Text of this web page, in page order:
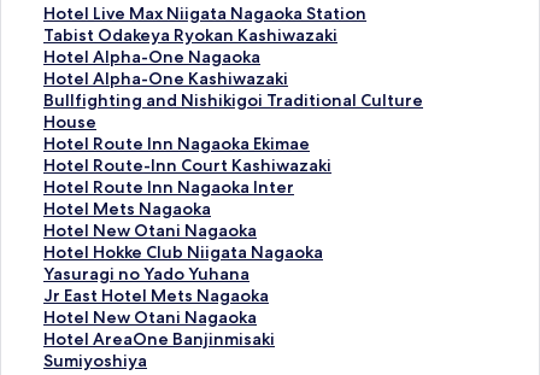
Hotel Live Max Niigata Nagaoka Station
H
o
t
e
l
L
i
v
e
M
a
x
N
i
i
g
a
Tabist Odakeya Ryokan Kashiwazaki
T
a
b
i
s
t
O
d
a
k
e
y
a
R
y
o
Hotel Alpha-One Nagaoka
H
o
t
e
l
A
l
p
h
a
-
O
n
e
N
Hotel Alpha-One Kashiwazaki
H
o
t
e
l
A
l
p
h
a
-
O
n
e
Bullfighting and Nishikigoi Traditional Culture
House
B
u
l
l
f
i
g
h
t
i
n
g
a
Hotel Route Inn Nagaoka Ekimae
H
o
t
e
l
R
o
u
t
e
I
Hotel Route-Inn Court Kashiwazaki
H
o
t
e
l
R
o
u
t
e
Hotel Route Inn Nagaoka Inter
H
o
t
e
l
R
o
u
t
Hotel Mets Nagaoka
H
o
t
e
l
M
e
t
Hotel New Otani Nagaoka
H
o
t
e
l
N
e
Hotel Hokke Club Niigata Nagaoka
H
o
t
e
l
H
Yasuragi no Yado Yuhana
Y
a
s
u
r
Jr East Hotel Mets Nagaoka
J
r
E
a
Hotel New Otani Nagaoka
H
o
t
Hotel AreaOne Banjinmisaki
H
o
Sumiyoshiya
S